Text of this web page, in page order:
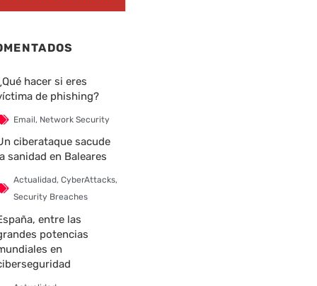
hacer si eres
de phishing?
Email, Network Security
ciberataque sacude
sanidad en Baleares
Actualidad, CyberAttacks,
Security Breaches
entre las
potencias
en